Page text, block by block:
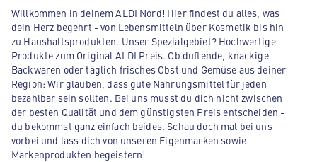
Willkommen in deinem ALDI Nord! Hier findest du alles, was
dein Herz begehrt - von Lebensmitteln über Kosmetik bis hin
zu Haushaltsprodukten. Unser Spezialgebiet? Hochwertige
Produkte zum Original ALDI Preis. Ob duftende, knackige
Backwaren oder täglich frisches Obst und Gemüse aus deiner
Region: Wir glauben, dass gute Nahrungsmittel für jeden
bezahlbar sein sollten. Bei uns musst du dich nicht zwischen
der besten Qualität und dem günstigsten Preis entscheiden -
du bekommst ganz einfach beides. Schau doch mal bei uns
vorbei und lass dich von unseren Eigenmarken sowie
Markenprodukten begeistern!